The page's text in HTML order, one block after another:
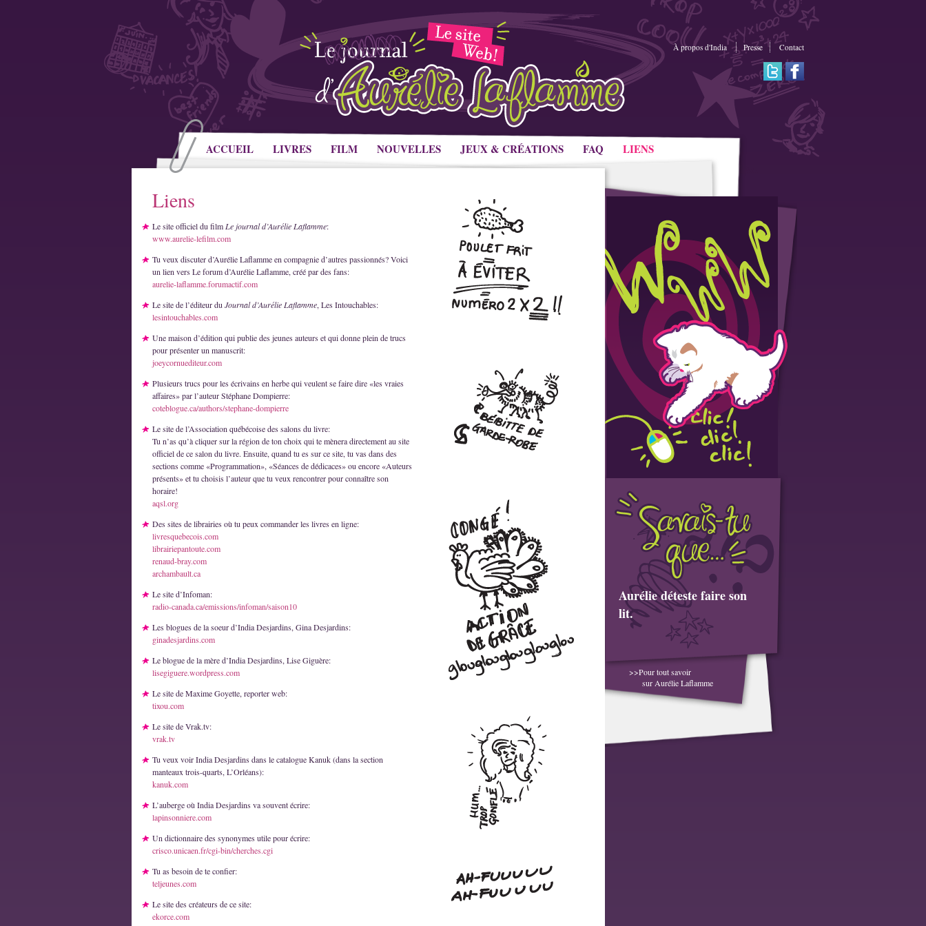
ACCUEIL LIVRES FILM NOUVELLES JEUX & CRÉATIONS FAQ LIENS
À propos d'India Presse Contact
Liens
Le site officiel du film Le journal d’Aurélie Laflamme:
www.aurelie-lefilm.com
Tu veux discuter d’Aurélie Laflamme en compagnie d’autres passionnés? Voici
un lien vers Le forum d’Aurélie Laflamme, créé par des fans:
aurelie-laflamme.forumactif.com
Le site de l’éditeur du Journal d’Aurélie Laflamme, Les Intouchables:
lesintouchables.com
Une maison d’édition qui publie des jeunes auteurs et qui donne plein de trucs
pour présenter un manuscrit:
joeycornuediteur.com
Plusieurs trucs pour les écrivains en herbe qui veulent se faire dire «les vraies
affaires» par l’auteur Stéphane Dompierre:
coteblogue.ca/authors/stephane-dompierre
Le site de l’Association québécoise des salons du livre:
Tu n’as qu’à cliquer sur la région de ton choix qui te mènera directement au site
officiel de ce salon du livre. Ensuite, quand tu es sur ce site, tu vas dans des
sections comme «Programmation», «Séances de dédicaces» ou encore «Auteurs
présents» et tu choisis l’auteur que tu veux rencontrer pour connaître son
horaire!
aqsl.org
Des sites de librairies où tu peux commander les livres en ligne:
livresquebecois.com
librairiepantoute.com
renaud-bray.com
archambault.ca
Le site d’Infoman:
radio-canada.ca/emissions/infoman/saison10
Les blogues de la soeur d’India Desjardins, Gina Desjardins:
ginadesjardins.com
Le blogue de la mère d’India Desjardins, Lise Giguère:
lisegiguere.wordpress.com
Le site de Maxime Goyette, reporter web:
tixou.com
Le site de Vrak.tv:
vrak.tv
Tu veux voir India Desjardins dans le catalogue Kanuk (dans la section
manteaux trois-quarts, L’Orléans):
kanuk.com
L’auberge où India Desjardins va souvent écrire:
lapinsonniere.com
Un dictionnaire des synonymes utile pour écrire:
crisco.unicaen.fr/cgi-bin/cherches.cgi
Tu as besoin de te confier:
teljeunes.com
Le site des créateurs de ce site:
ekorce.com
Aurélie déteste faire son
lit.
>>Pour tout savoir
sur Aurélie Laflamme